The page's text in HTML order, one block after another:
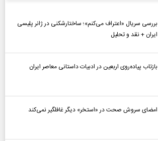
بررسی سریال «اعتراف می‌کنم»؛ ساختارشکنی در ژانر پلیسی
ایران + نقد و تحلیل
بازتاب پیاده‌روی اربعین در ادبیات داستانی معاصر ایران
امضای سروش صحت در «استخر» دیگر غافلگیر نمی‌کند